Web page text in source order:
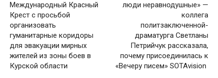
Международный Красный
Крест с просьбой
организовать
гуманитарные коридоры
для эвакуации мирных
жителей из зоны боев в
Курской области
люди неравнодушные» —
коллега
политзаключенной-
драматурга Светланы
Петрийчук рассказала,
почему присоединилась к
«Вечеру писем» SOTAvision